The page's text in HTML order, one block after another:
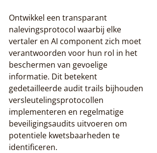
Ontwikkel een transparant
nalevingsprotocol waarbij elke
vertaler en AI component zich moet
verantwoorden voor hun rol in het
beschermen van gevoelige
informatie. Dit betekent
gedetailleerde audit trails bijhouden
versleutelingsprotocollen
implementeren en regelmatige
beveiligingsaudits uitvoeren om
potentiele kwetsbaarheden te
identificeren.